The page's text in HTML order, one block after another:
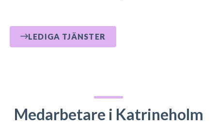
LEDIGA TJÄNSTER
Medarbetare i Katrineholm